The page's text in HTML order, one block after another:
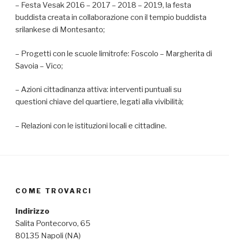
– Festa Vesak 2016 – 2017 – 2018 – 2019, la festa
buddista creata in collaborazione con il tempio buddista
srilankese di Montesanto;
– Progetti con le scuole limitrofe: Foscolo – Margherita di
Savoia – Vico;
– Azioni cittadinanza attiva: interventi puntuali su
questioni chiave del quartiere, legati alla vivibilità;
– Relazioni con le istituzioni locali e cittadine.
COME TROVARCI
Indirizzo
Salita Pontecorvo, 65
80135 Napoli (NA)